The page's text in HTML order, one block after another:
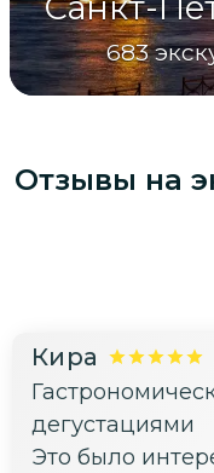
Санкт-
683
Отзывы на
Кира
дегустациями
Это было